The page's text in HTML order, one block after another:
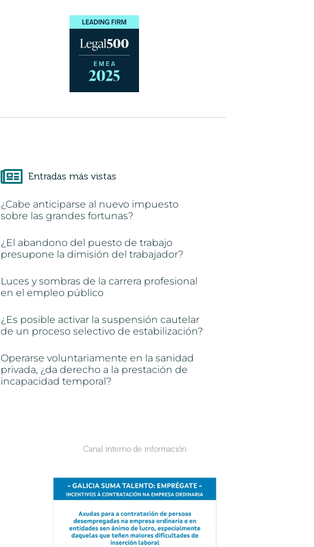
Entradas más vistas
¿Cabe anticiparse al nuevo impuesto
sobre las grandes fortunas?
¿El abandono del puesto de trabajo
presupone la dimisión del trabajador?
Luces y sombras de la carrera profesional
en el empleo público
¿Es posible activar la suspensión cautelar
de un proceso selectivo de estabilización?
Operarse voluntariamente en la sanidad
privada, ¿da derecho a la prestación de
incapacidad temporal?
Canal interno de información